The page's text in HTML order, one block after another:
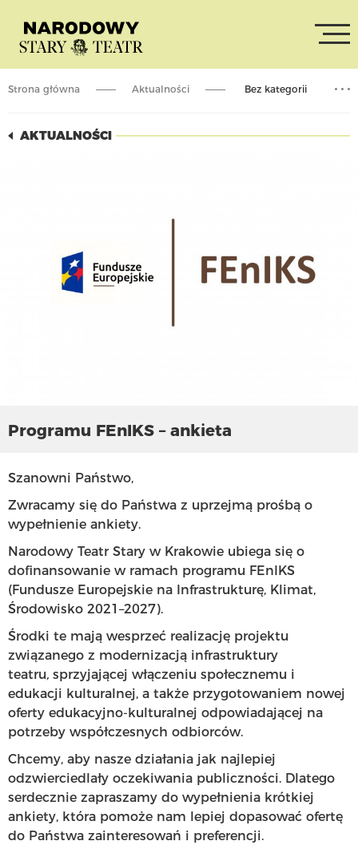
Strona główna Bez kategorii
Aktualności
AKTUALNOŚCI
Programu FEnIKS – ankieta
Szanowni Państwo,
Zwracamy się do Państwa z uprzejmą prośbą o
wypełnienie ankiety.
Narodowy Teatr Stary w Krakowie ubiega się o
dofinansowanie w ramach programu FEnIKS
(Fundusze Europejskie na Infrastrukturę, Klimat,
Środowisko 2021–2027).
Środki te mają wesprzeć realizację projektu
związanego z modernizacją infrastruktury
teatru, sprzyjającej włączeniu społecznemu i
edukacji kulturalnej, a także przygotowaniem nowej
oferty edukacyjno-kulturalnej odpowiadającej na
potrzeby współczesnych odbiorców.
Chcemy, aby nasze działania jak najlepiej
odzwierciedlały oczekiwania publiczności. Dlatego
serdecznie zapraszamy do wypełnienia krótkiej
ankiety, która pomoże nam lepiej dopasować ofertę
do Państwa zainteresowań i preferencji.